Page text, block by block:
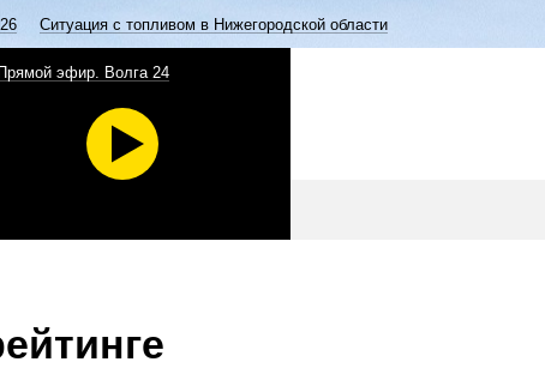
Ситуация с топливом в Нижегородской области
Прямой эфир. Волга 24